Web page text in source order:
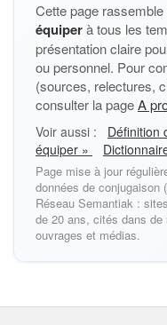
Cette page
équiperà tous les
présentation claire
ou personnel. Pour
(sources, relectures,
consulter la pageA
Voir aussi : Définition
équiper »
Page mise à jour
données de conjugaison
Réseau Semantiak :
de 20 ans, cités dans
ouvrages et médias.